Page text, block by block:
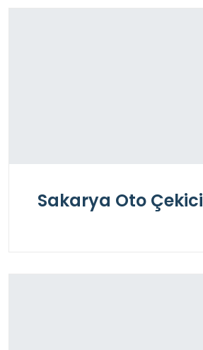
Sakarya Oto Çekici